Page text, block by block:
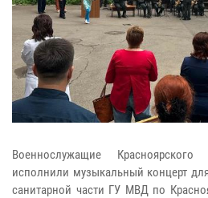
Военнослужащие Красноярского
исполнили музыкальный концерт
санитарной части ГУ МВД по